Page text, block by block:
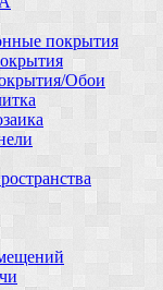
покрытия
Обои